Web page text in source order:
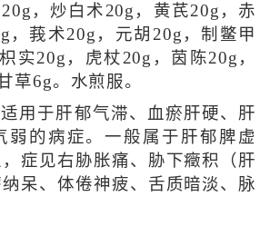
，炒白术20g，黄芪20g，赤
，莪术20g，元胡20g，制鳖甲
实20g，虎杖20g，茵陈20g，
草6g。水煎服。
用于肝郁气滞、血瘀肝硬、肝
弱的病症。一般属于肝郁脾虚
症见右胁胀痛、胁下癥积（肝
呆、体倦神疲、舌质暗淡、脉